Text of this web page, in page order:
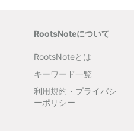
RootsNoteについて
RootsNoteとは
キーワード一覧
利用規約・プライバシ
ーポリシー